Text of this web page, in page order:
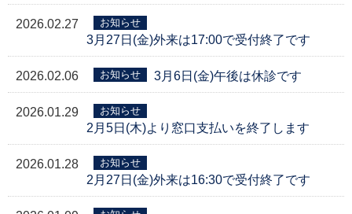
2026.02.27 お知らせ
3月27日(金)外来は17:00で受付終了です
2026.02.06 お知らせ 3月6日(金)午後は休診です
2026.01.29 お知らせ
2月5日(木)より窓口支払いを終了します
2026.01.28 お知らせ
2月27日(金)外来は16:30で受付終了です